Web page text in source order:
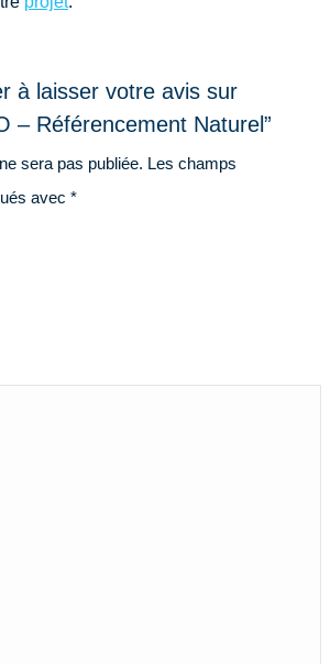
à laisser votre avis sur
– Référencement Naturel”
sera pas publiée. Les champs
avec *